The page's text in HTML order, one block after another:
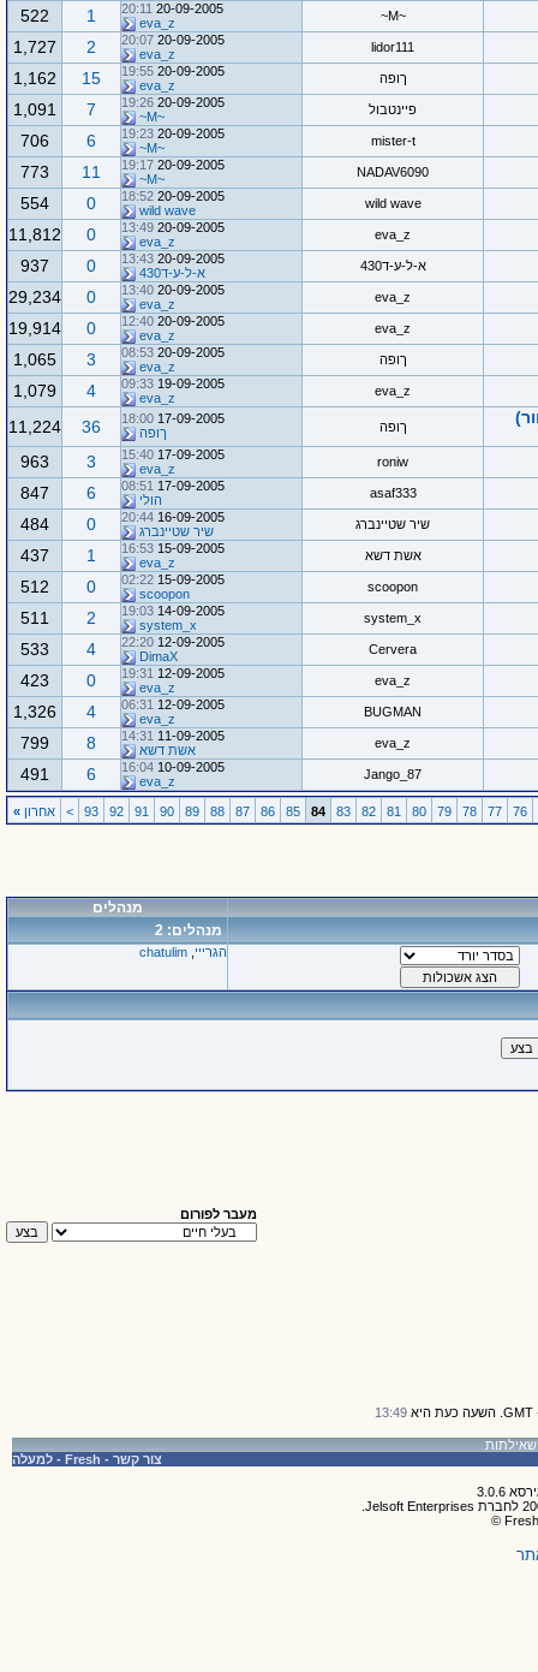
~M~
20-09-2005
20:11
eva_z
1
522
lidor111
20-09-2005
20:07
eva_z
2
1,727
ךופה 20-09-2005
19:55
eva_z
15
1,162
פיינטבול 20-09-2005
19:26
~M~
7
1,091
mister-t
20-09-2005
19:23
~M~
6
706
NADAV6090
20-09-2005
19:17
~M~
11
773
wild wave
20-09-2005
18:52
wild wave
0
554
eva_z
20-09-2005
13:49
eva_z
0
11,812
א-ל-ע-ד430 20-09-2005
13:43
א-ל-ע-ד430
0
937
eva_z
20-09-2005
13:40
eva_z
0
29,234
eva_z
20-09-2005
12:40
eva_z
0
19,914
ךופה 20-09-2005
08:53
eva_z
3
1,065
eva_z
19-09-2005
09:33
eva_z
4
1,079
ךופה
17-09-2005
18:00
ךופה
36
11,224
roniw
17-09-2005
15:40
eva_z
3
963
asaf333
17-09-2005
08:51
הולי
6
847
שיר שטיינברג 16-09-2005
20:44
שיר שטיינברג
0
484
אשת דשא 15-09-2005
16:53
eva_z
1
437
scoopon
15-09-2005
02:22
scoopon
0
512
system_x
14-09-2005
19:03
system_x
2
511
Cervera
12-09-2005
22:20
DimaX
4
533
eva_z
12-09-2005
19:31
eva_z
0
423
BUGMAN
12-09-2005
06:31
eva_z
4
1,326
eva_z
11-09-2005
14:31
אשת דשא
8
799
Jango_87
10-09-2005
16:04
eva_z
6
491
76
77
78
79
80
81
82
83
84
85
86
87
88
89
90
91
92
93
> אחרון »
מנהלים
מנהלים: 2
הגרייי chatulim
מעבר לפורום
13:49
צור קשר -
Fresh
- למעלה